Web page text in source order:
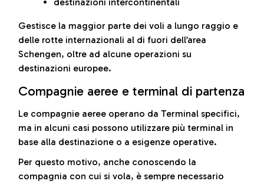
Gestisce la maggior parte dei voli a lungo raggio e
delle rotte internazionali al di fuori dell’area
Schengen, oltre ad alcune operazioni su
destinazioni europee.
Compagnie aeree e terminal di partenza
Le compagnie aeree operano da Terminal specifici,
ma in alcuni casi possono utilizzare più terminal in
base alla destinazione o a esigenze operative.
Per questo motivo, anche conoscendo la
compagnia con cui si vola, è sempre necessario